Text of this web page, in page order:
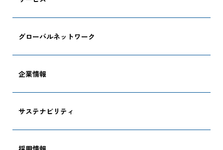
グローバルネットワーク
企業情報
サステナビリティ